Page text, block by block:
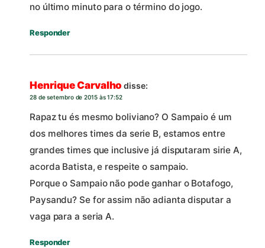
no último minuto para o término do jogo.
Responder
Henrique Carvalho disse:
28 de setembro de 2015 às 17:52
Rapaz tu és mesmo boliviano? O Sampaio é um
dos melhores times da serie B, estamos entre
grandes times que inclusive já disputaram sirie A,
acorda Batista, e respeite o sampaio.
Porque o Sampaio não pode ganhar o Botafogo,
Paysandu? Se for assim não adianta disputar a
vaga para a seria A.
Responder